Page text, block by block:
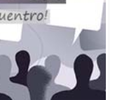
外DHL）。 三、
学历学位认证，
回国人员证明
查。 3、留信网
受用。 四、办理
商学院、交流学
工程学院、健康